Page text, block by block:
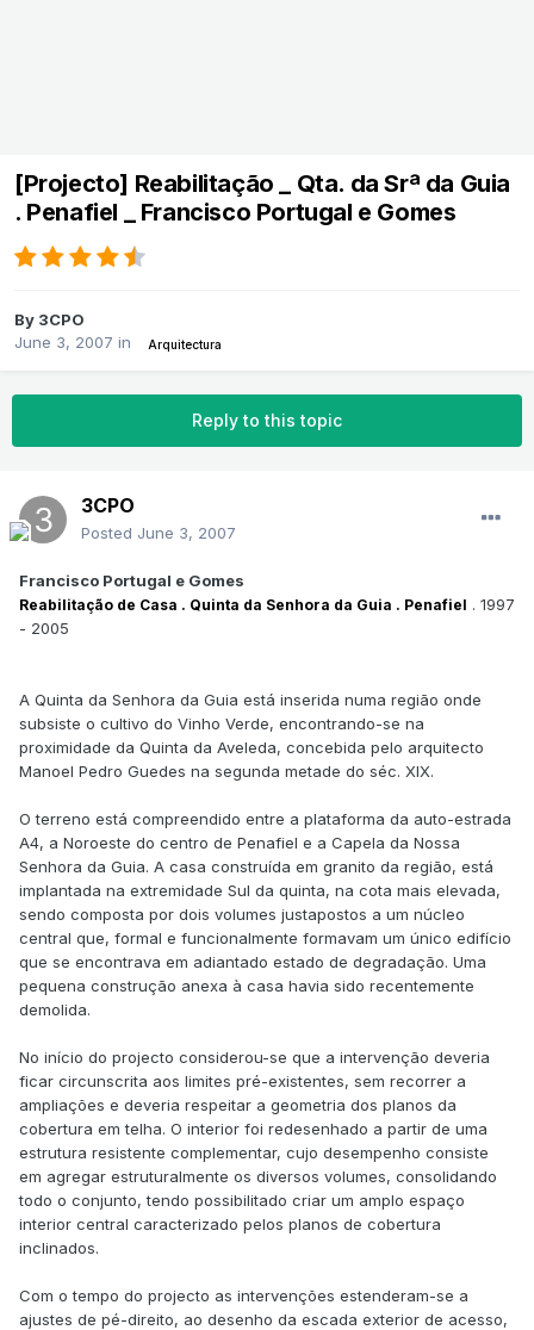
[Projecto] Reabilitação _ Qta. da Srª da Guia
. Penafiel _ Francisco Portugal e Gomes
By 3CPO
June 3, 2007 in Arquitectura
Reply to this topic
3CPO
Posted June 3, 2007
Francisco Portugal e Gomes
Reabilitação de Casa . Quinta da Senhora da Guia . Penafiel . 1997
- 2005
A Quinta da Senhora da Guia está inserida numa região onde
subsiste o cultivo do Vinho Verde, encontrando-se na
proximidade da Quinta da Aveleda, concebida pelo arquitecto
Manoel Pedro Guedes na segunda metade do séc. XIX.
O terreno está compreendido entre a plataforma da auto-estrada
A4, a Noroeste do centro de Penafiel e a Capela da Nossa
Senhora da Guia. A casa construída em granito da região, está
implantada na extremidade Sul da quinta, na cota mais elevada,
sendo composta por dois volumes justapostos a um núcleo
central que, formal e funcionalmente formavam um único edifício
que se encontrava em adiantado estado de degradação. Uma
pequena construção anexa à casa havia sido recentemente
demolida.
No início do projecto considerou-se que a intervenção deveria
ficar circunscrita aos limites pré-existentes, sem recorrer a
ampliações e deveria respeitar a geometria dos planos da
cobertura em telha. O interior foi redesenhado a partir de uma
estrutura resistente complementar, cujo desempenho consiste
em agregar estruturalmente os diversos volumes, consolidando
todo o conjunto, tendo possibilitado criar um amplo espaço
interior central caracterizado pelos planos de cobertura
inclinados.
Com o tempo do projecto as intervenções estenderam-se a
ajustes de pé-direito, ao desenho da escada exterior de acesso,